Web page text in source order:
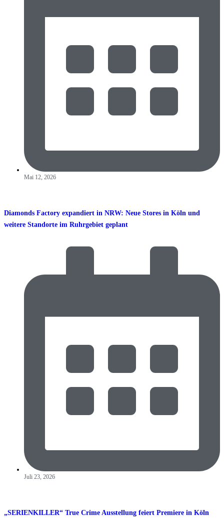
Mai 12, 2026
Diamonds Factory expandiert in NRW: Neue Stores in Köln und
weitere Standorte im Ruhrgebiet geplant
Juli 23, 2026
„SERIENKILLER“ True Crime Ausstellung feiert Premiere in Köln